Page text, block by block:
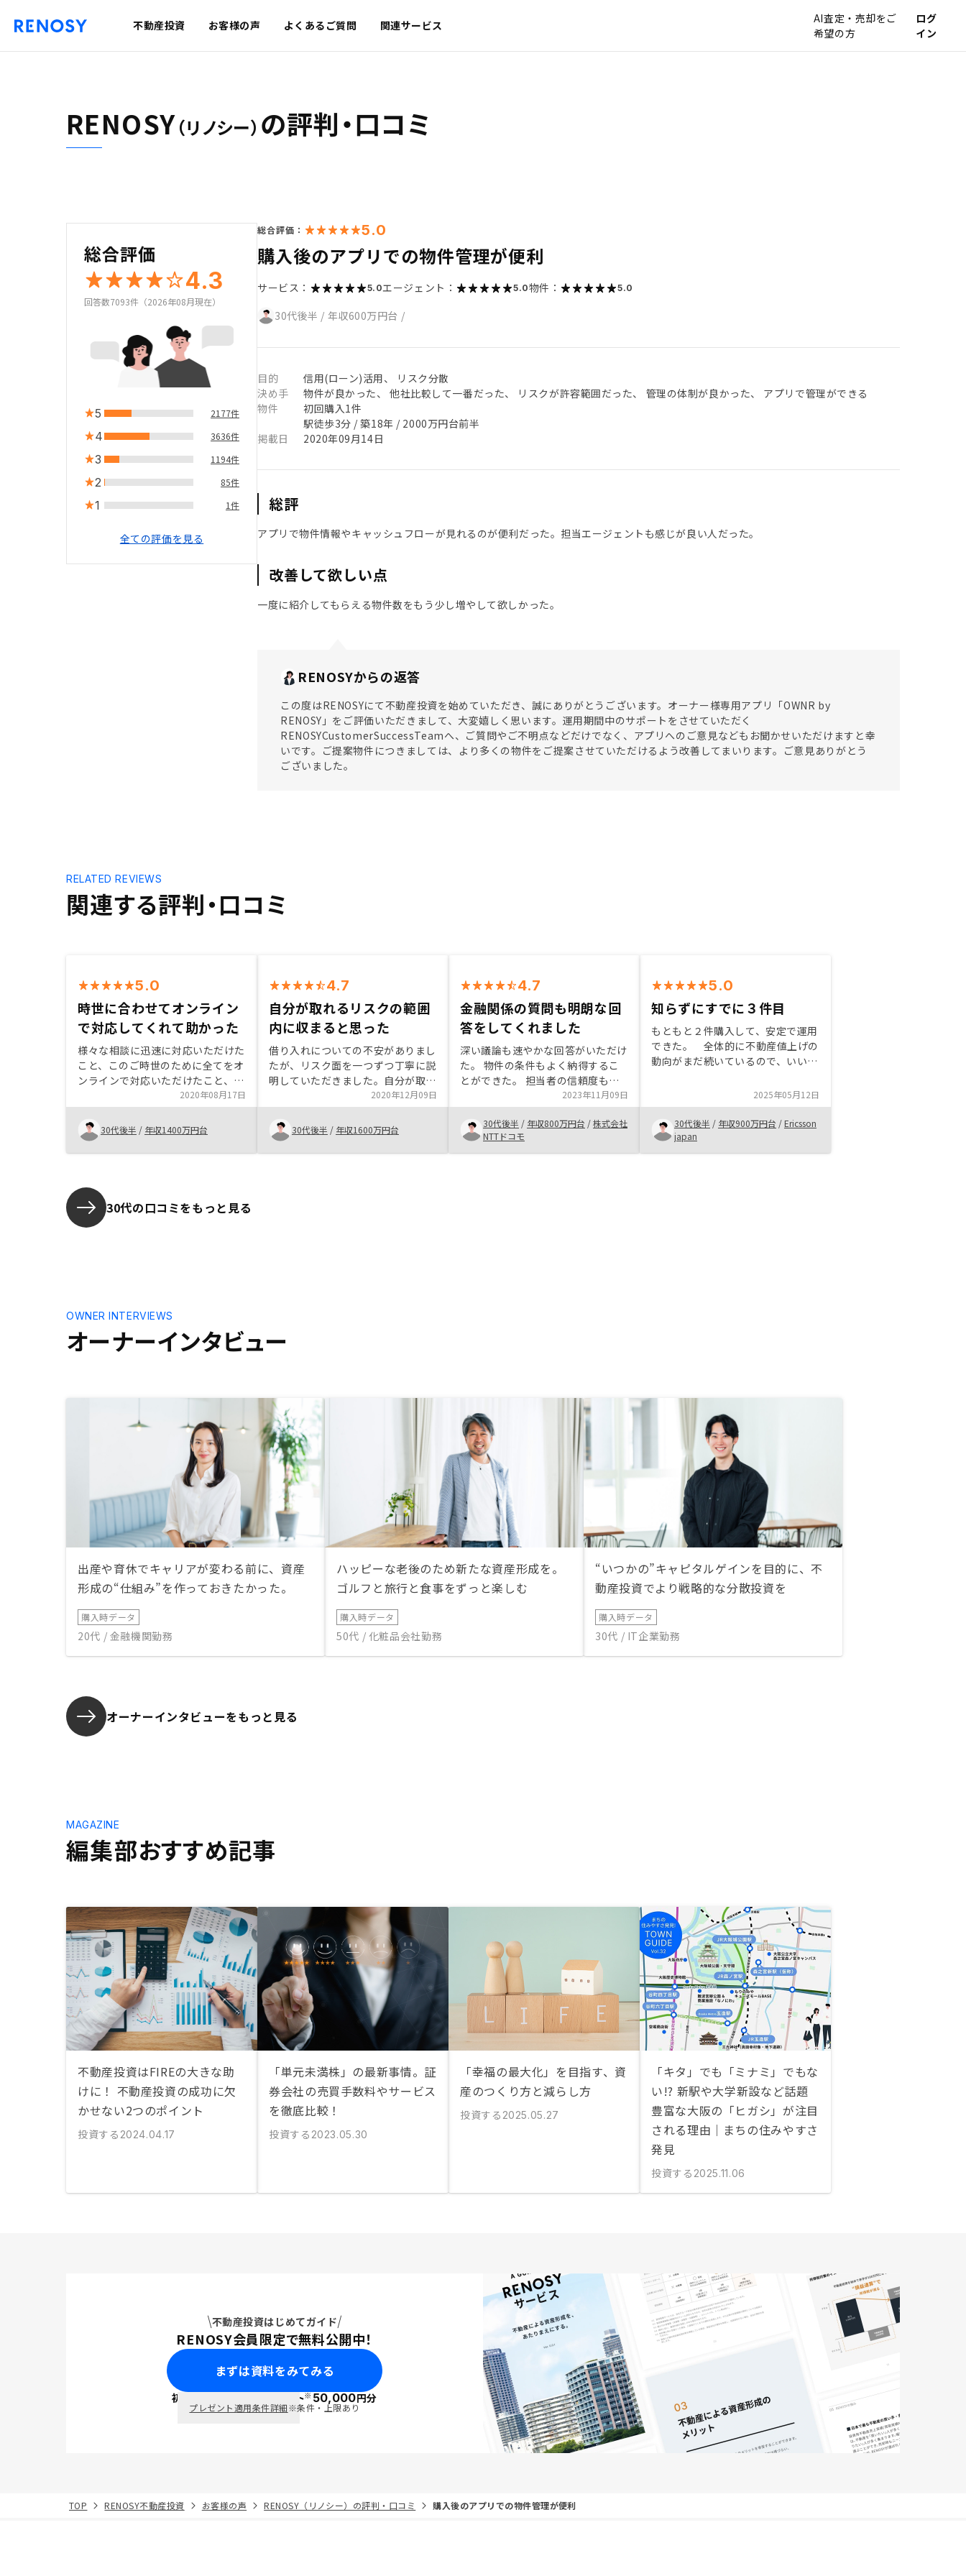
不動産投資 お客様の声 よくあるご質問 関連サービス
AI査定・売却をご
希望の方
ログ
イン
RENOSY（リノシー） の評判・口コミ
総合評価
4.3
回答数7093件（2026年08月現在）
5 2177件
4 3636件
3 1194件
2 85件
1 1件
全ての評価を見る
総合評価： 5.0
購入後のアプリでの物件管理が便利
サービス： 5.0エージェント： 5.0物件： 5.0
30代後半 / 年収600万円台 /
目的
信用(ローン)活用、 リスク分散
決め手
物件が良かった、 他社比較して一番だった、 リスクが許容範囲だった、 管理の体制が良かった、 アプリで管理ができる
物件
初回購入1件
駅徒歩3分 / 築18年 / 2000万円台前半
掲載日
2020年09月14日
総評
アプリで物件情報やキャッシュフローが見れるのが便利だった。担当エージェントも感じが良い人だった。
改善して欲しい点
一度に紹介してもらえる物件数をもう少し増やして欲しかった。
RENOSYからの返答
この度はRENOSYにて不動産投資を始めていただき、誠にありがとうございます。オーナー様専用アプリ「OWNR by
RENOSY」をご評価いただきまして、大変嬉しく思います。運用期間中のサポートをさせていただく
RENOSYCustomerSuccessTeamへ、ご質問やご不明点などだけでなく、アプリへのご意見などもお聞かせいただけますと幸
いです。ご提案物件につきましては、より多くの物件をご提案させていただけるよう改善してまいります。ご意見ありがとう
ございました。
関連する評判・口コミ
RELATED REVIEWS
5.0
時世に合わせてオンライン
で対応してくれて助かった
様々な相談に迅速に対応いただけた
こと、このご時世のために全てをオ
ンラインで対応いただけたこと、金
融機関宛の相談に関しても最後まで
諦めずに実施いただけたことに、と
ても助かりました。購入後の物件管
理まで一気通貫でお任せできるのも
安心できますし、物件管理時の各種
かったです。 今後も継続的に希望
に合致する物件をご提案いただけれ
ば幸いです。
2020年08月17日
30代後半 / 年収1400万円台
4.7
自分が取れるリスクの範囲
内に収まると思った
借り入れについての不安がありまし
たが、リスク面を一つずつ丁寧に説
明していただきました。自分が取れ
るリスクの範囲内に収まると思った
ため投資に踏み切りました。買った
あとの手続きの流れをもっと具体的
に教えていただくと良くなると思い
ます。例えば、必要な書類のやり取
2020年12月09日
30代後半 / 年収1600万円台
4.7
金融関係の質問も明朗な回
答をしてくれました
深い議論も速やかな回答がいただけ
た。 物件の条件もよく納得するこ
とができた。 担当者の信頼度も高
く、分からないところと不安なとこ
ろを正直に伝えつつも、丁寧かつ的
確な回答をいただくことができ、ぜ
ひ契約したいという気持ちになっ
た。
2023年11月09日
30代後半 / 年収800万円台 /株式会社
NTTドコモ
5.0
知らずにすでに３件目
もともと２件購入して、安定で運用
できた。 全体的に不動産値上げの
動向がまだ続いているので、いい物
ました。 今回はちょうどキャンペ
ーンもあり、いいものもあったの
で、買うことにしました。
2025年05月12日
30代後半 / 年収900万円台 /Ericsson
japan
30代の口コミをもっと見る
オーナーインタビュー
OWNER INTERVIEWS
出産や育休でキャリアが変わる前に、資産
形成の“仕組み”を作っておきたかった。
購入時データ
20代 / 金融機関勤務
ハッピーな老後のため新たな資産形成を。
ゴルフと旅行と食事をずっと楽しむ
購入時データ
50代 / 化粧品会社勤務
“いつかの”キャピタルゲインを目的に、不
動産投資でより戦略的な分散投資を
購入時データ
30代 / IT企業勤務
オーナーインタビューをもっと見る
編集部おすすめ記事
MAGAZINE
不動産投資はFIREの大きな助
けに！ 不動産投資の成功に欠
かせない2つのポイント
投資する 2024.04.17
「単元未満株」の最新事情。証
券会社の売買手数料やサービス
を徹底比較！
投資する 2023.05.30
「幸福の最大化」を目指す、資
産のつくり方と減らし方
投資する 2025.05.27
「キタ」でも「ミナミ」でもな
い!? 新駅や大学新設など話題
豊富な大阪の「ヒガシ」が注目
される理由｜まちの住みやすさ
発見
投資する 2025.11.06
不動産投資はじめてガイド
RENOSY会員限定で無料公開中！
まずは資料をみてみる
初回面談で ポイント※50,000円分
プレゼント適用条件詳細※条件・上限あり
TOP RENOSY不動産投資 お客様の声 RENOSY（リノシー）の評判・口コミ 購入後のアプリでの物件管理が便利